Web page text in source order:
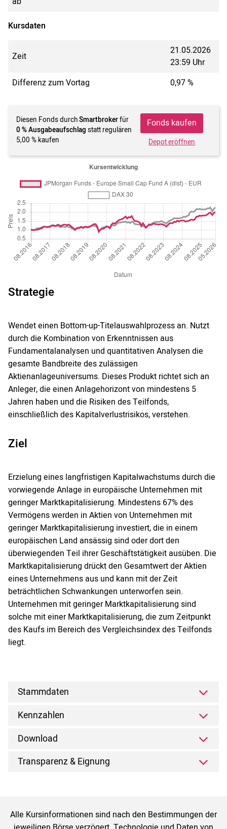
Kursdaten
Zeit
21.05.2026
23:59 Uhr
Differenz zum Vortag
0,97 %
Diesen Fonds durchSmartbrokerfür
0 % Ausgabeaufschlag statt regulären
5,00 % kaufen
Fonds kaufen
Depot eröffnen
Strategie
Wendet einen Bottom-up-Titelauswahlprozess an. Nutzt
durch die Kombination von Erkenntnissen aus
Fundamentalanalysen und quantitativen Analysen die
gesamte Bandbreite des zulässigen
Aktienanlageuniversums. Dieses Produkt richtet sich an
Anleger, die einen Anlagehorizont von mindestens 5
Jahren haben und die Risiken des Teilfonds,
einschließlich des Kapitalverlustrisikos, verstehen.
Ziel
Erzielung eines langfristigen Kapitalwachstums durch die
vorwiegende Anlage in europäische Unternehmen mit
geringer Marktkapitalisierung. Mindestens 67% des
Vermögens werden in Aktien von Unternehmen mit
geringer Marktkapitalisierung investiert, die in einem
europäischen Land ansässig sind oder dort den
überwiegenden Teil ihrer Geschäftstätigkeit ausüben. Die
Marktkapitalisierung drückt den Gesamtwert der Aktien
eines Unternehmens aus und kann mit der Zeit
beträchtlichen Schwankungen unterworfen sein.
Unternehmen mit geringer Marktkapitalisierung sind
solche mit einer Marktkapitalisierung, die zum Zeitpunkt
des Kaufs im Bereich des Vergleichsindex des Teilfonds
liegt.
Stammdaten
Kennzahlen
Download
Transparenz & Eignung
Alle Kursinformationen sind nach den Bestimmungen der